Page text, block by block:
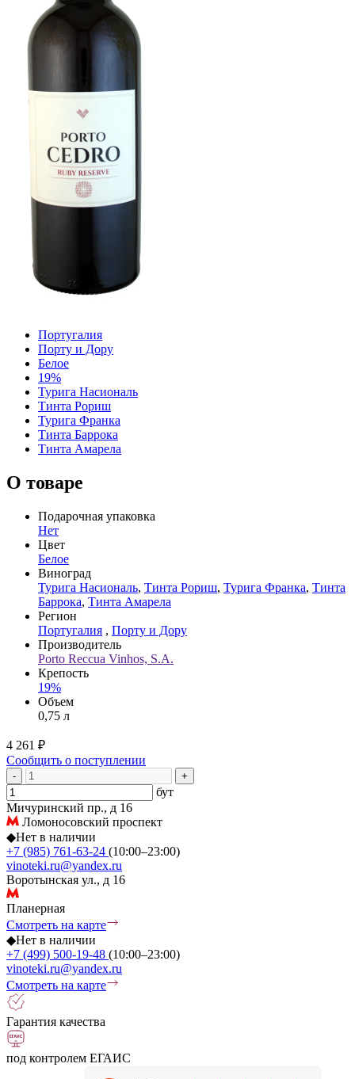
Португалия
Порту и Дору
Белое
19%
Турига Насиональ
Тинта Рориш
Турига Франка
Тинта Баррока
Тинта Амарела
О товаре
Подарочная упаковка
Нет
Цвет
Белое
Виноград
Турига Насиональ, Тинта Рориш, Турига Франка, Тинта
Баррока, Тинта Амарела
Регион
Португалия , Порту и Дору
Производитель
Porto Reccua Vinhos, S.A.
Крепость
19%
Объем
0,75 л
4 261 ₽
Сообщить о поступлении
- +
бут
Мичуринский пр., д 16
Ломоносовский проспект
◆Нет в наличии
+7 (985) 761-63-24 (10:00–23:00)
vinoteki.ru@yandex.ru
Воротынская ул., д 16
Планерная
Смотреть на карте
◆Нет в наличии
+7 (499) 500-19-48 (10:00–23:00)
vinoteki.ru@yandex.ru
Смотреть на карте
Гарантия качества
под контролем ЕГАИС